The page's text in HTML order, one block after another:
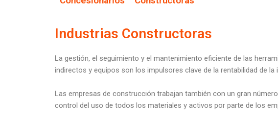
Industrias Constructoras
La gestión, el seguimiento y el mantenimiento eficiente de las
indirectos y equipos son los impulsores clave de la rentabilidad de
Las empresas de construcción trabajan también con un gran
control del uso de todos los materiales y activos por parte de los